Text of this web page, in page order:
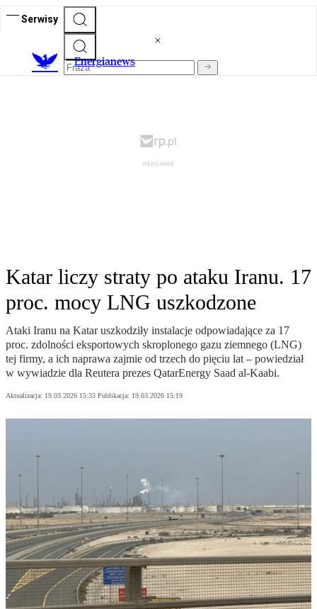
Serwisy
Energianews
Katar liczy straty po ataku Iranu. 17
proc. mocy LNG uszkodzone
Ataki Iranu na Katar uszkodziły instalacje odpowiadające za 17
proc. zdolności eksportowych skroplonego gazu ziemnego (LNG)
tej firmy, a ich naprawa zajmie od trzech do pięciu lat – powiedział
w wywiadzie dla Reutera prezes QatarEnergy Saad al-Kaabi.
Aktualizacja: 19.03.2026 15:33 Publikacja: 19.03.2026 15:19